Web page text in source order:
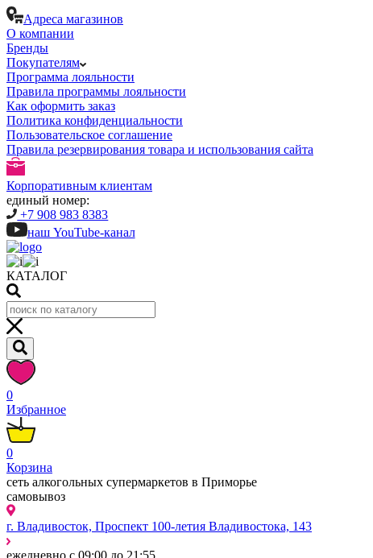
Адреса магазинов
О компании
Бренды
Покупателям
Программа лояльности
Правила программы лояльности
Как оформить заказ
Политика конфиденциальности
Пользовательское соглашение
Правила резервирования товара и использования сайта
Корпоративным клиентам
единый номер:
+7 908 983 8383
наш YouTube-канал
КАТАЛОГ
0
Избранное
0
Корзина
сеть алкогольных супермаркетов в Приморье
самовывоз
г. Владивосток, Проспект 100-летия Владивостока, 143
ежедневно с 09:00 до 21:55